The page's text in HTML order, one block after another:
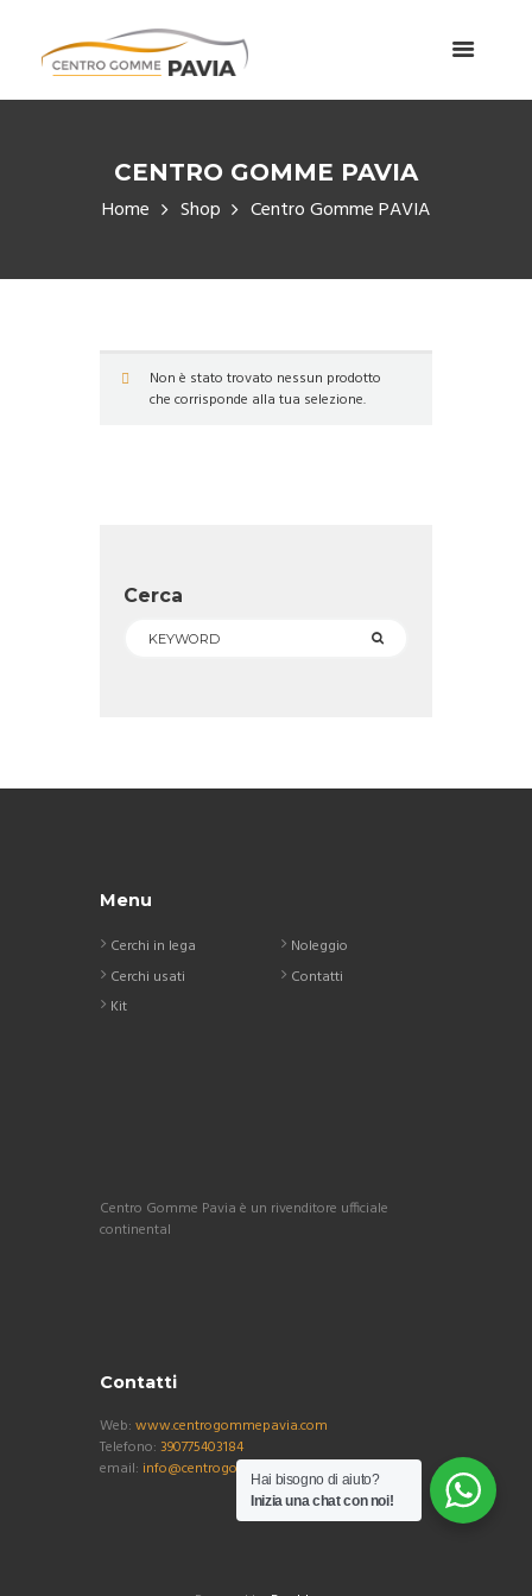
CENTRO GOMME PAVIA
Home Shop Centro Gomme PAVIA
Non è stato trovato nessun prodotto
che corrisponde alla tua selezione.
Cerca
Menu
Cerchi in lega
Cerchi usati
Kit
Noleggio
Contatti
Centro Gomme Pavia è un rivenditore ufficiale
continental
Contatti
Web: www.centrogommepavia.com
Telefono: 390775403184
email: info@centrogommepavia.com
Hai bisogno di aiuto?
Inizia una chat con noi!